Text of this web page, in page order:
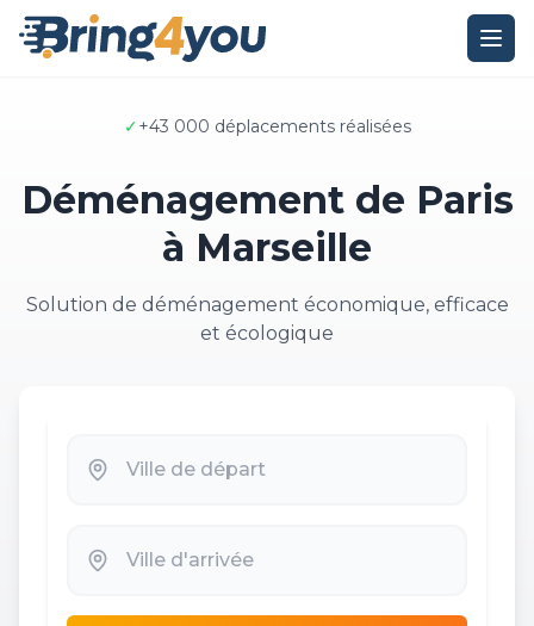
✓+43 000 déplacements réalisées
Déménagement de Paris
à Marseille
Solution de déménagement économique, efficace
et écologique